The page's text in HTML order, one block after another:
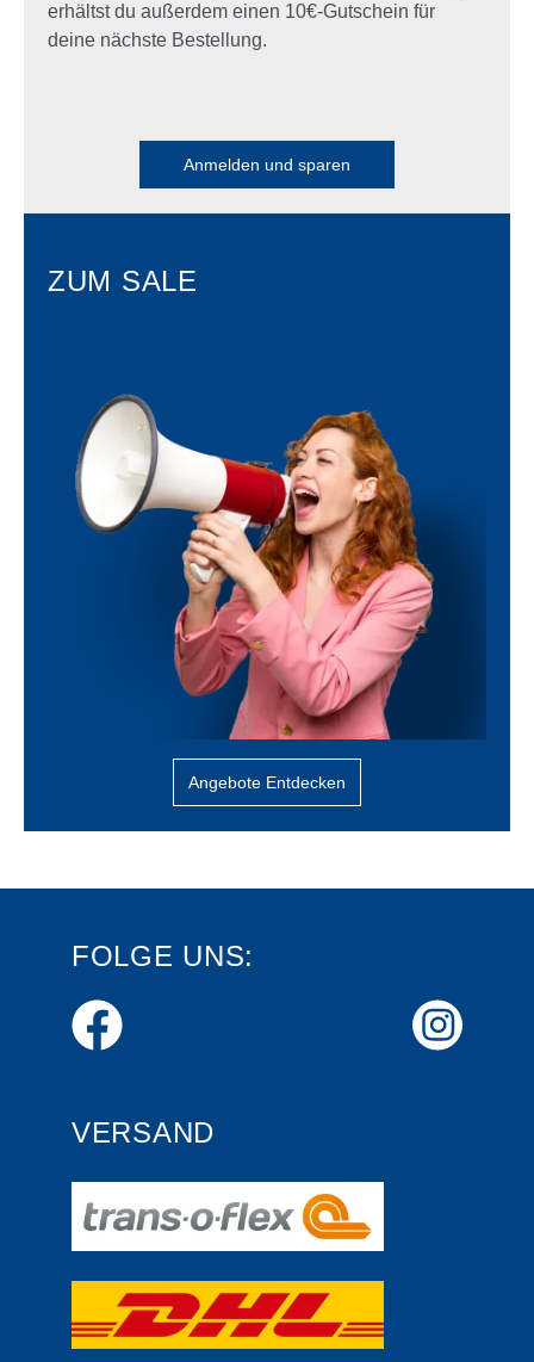
erhältst du außerdem einen 10€-Gutschein für
deine nächste Bestellung.
Anmelden und sparen
ZUM SALE
Angebote Entdecken
FOLGE UNS:
VERSAND